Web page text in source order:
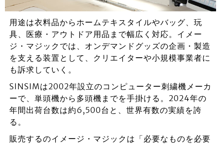
用途は衣料品からホームテキスタイルやバッグ、玩
具、医療・アウトドア用品まで幅広く対応。イメー
ジ・マジックでは、オンデマンドグッズの企画・製造
を支える装置として、クリエイターや小規模事業者に
も訴求していく。
SINSIMは2002年設立のコンピューター刺繍機メーカ
ーで、単頭機から多頭機までを手掛ける。2024年の
年間出荷台数は約6,500台と、世界有数の実績を誇
る。
販売するのイメージ・マジックは「必要なものを必要